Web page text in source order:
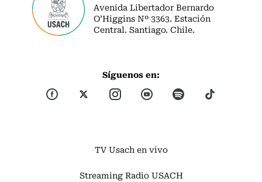
Avenida Libertador Bernardo
O’Higgins Nº 3363. Estación
Central. Santiago. Chile.
Síguenos en:
TV Usach en vivo
Streaming Radio USACH